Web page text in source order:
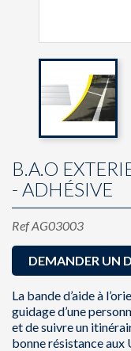
B.A.O
- ADHÉSIVE
RefAG03003
DEMANDER UN
La bande d’aide à
guidage d’une
et de suivre un
bonne résistance aux